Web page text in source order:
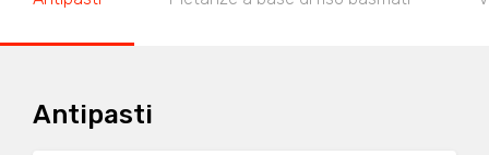
Antipasti